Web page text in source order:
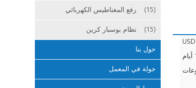
رفع المغناطيس الكهربائي (15)
نظام بوسبار كرين (15)
حول بنا
جولة في المعمل